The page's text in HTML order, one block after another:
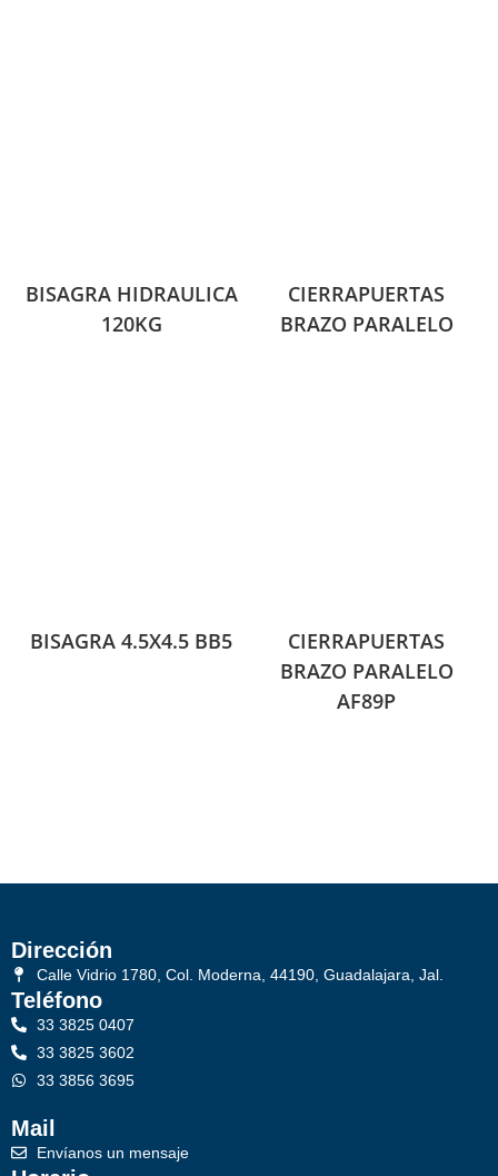
BISAGRA HIDRAULICA
120KG
CIERRAPUERTAS
BRAZO PARALELO
BISAGRA 4.5X4.5 BB5
CIERRAPUERTAS
BRAZO PARALELO
AF89P
Dirección
Calle Vidrio 1780, Col. Moderna, 44190, Guadalajara, Jal.
Teléfono
33 3825 0407
33 3825 3602
33 3856 3695
Mail
Envíanos un mensaje